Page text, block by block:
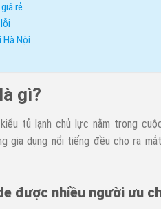
rẻ
Hà Nội
gì?
tủ lạnh chủ lực nằm trong
gia dụng nổi tiếng đều cho ra
được nhiều người ưu